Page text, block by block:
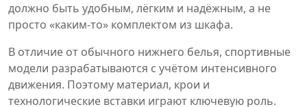
должно быть удобным, лёгким и надёжным, а не
просто «каким‑то» комплектом из шкафа.
В отличие от обычного нижнего белья, спортивные
модели разрабатываются с учётом интенсивного
движения. Поэтому материал, крои и
технологические вставки играют ключевую роль.